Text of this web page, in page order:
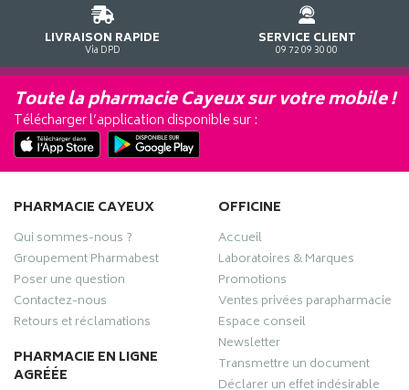
LIVRAISON RAPIDE
Via DPD
SERVICE CLIENT
09 72 09 30 00
Toute la pharmacie Cayeux sur votre mobile !
Télécharger l’application disponible sur :
PHARMACIE CAYEUX
Qui sommes-nous ?
Groupement Pharmabest
Poser une question
Contactez-nous
Retours et réclamations
PHARMACIE EN LIGNE
AGRÉÉE
OFFICINE
Accueil
Laboratoires & Marques
Promotions
Ventes privées parapharmacie
Espace conseil
Newsletter
Transmettre un document